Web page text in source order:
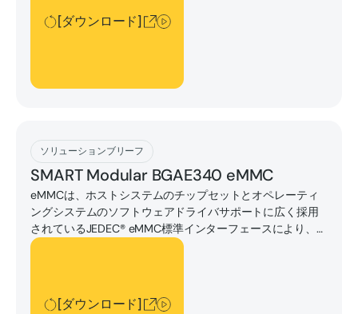
[ダウンロード]
ソリューションブリーフ
SMART Modular BGAE340 eMMC
eMMCは、ホストシステムのチップセットとオペレーティ
ングシステムのソフトウェアドライバサポートに広く採用
されているJEDEC® eMMC標準インターフェースにより、
システム設計を簡素化できます。
[ダウンロード]
[ダウンロード]
[ダウンロード]